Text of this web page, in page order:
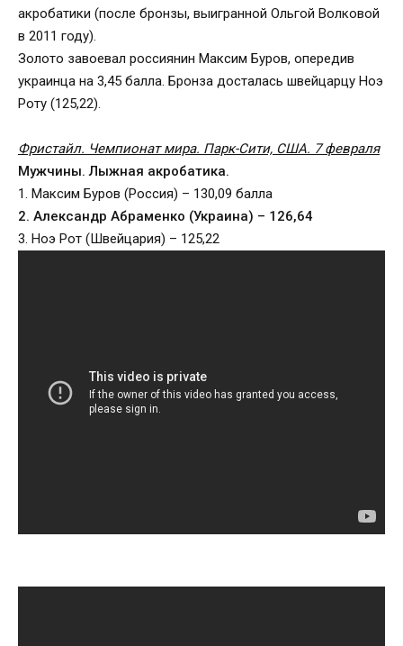
акробатики (после бронзы, выигранной Ольгой Волковой
в 2011 году).
Золото завоевал россиянин Максим Буров, опередив
украинца на 3,45 балла. Бронза досталась швейцарцу Ноэ
Роту (125,22).
Фристайл. Чемпионат мира. Парк-Сити, США. 7 февраля
Мужчины. Лыжная акробатика.
1. Максим Буров (Россия) – 130,09 балла
2. Александр Абраменко (Украина) – 126,64
3. Ноэ Рот (Швейцария) – 125,22